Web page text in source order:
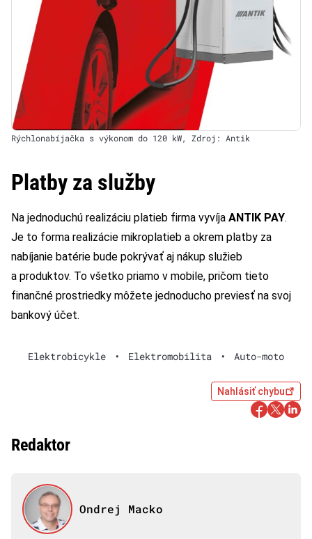
Rýchlonabíjačka s výkonom do 120 kW, Zdroj: Antik
Platby za služby
Na jednoduchú realizáciu platieb firma vyvíja ANTIK PAY.
Je to forma realizácie mikroplatieb a okrem platby za
nabíjanie batérie bude pokrývať aj nákup služieb
a produktov. To všetko priamo v mobile, pričom tieto
finančné prostriedky môžete jednoducho previesť na svoj
bankový účet.
Elektrobicykle • Elektromobilita • Auto-moto
Nahlásiť chybu
Redaktor
Ondrej Macko